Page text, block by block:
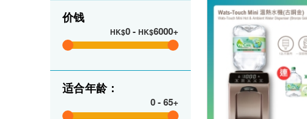
价钱
HK$0- HK$6000+
适合年龄：
0-65+